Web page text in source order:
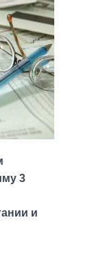
3
и